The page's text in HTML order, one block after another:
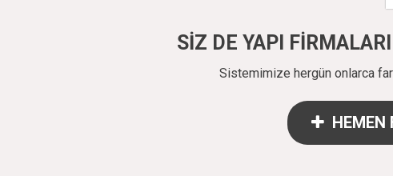
SİZ DE YAPI
Sistemimize hergün onlarca
HEMEN